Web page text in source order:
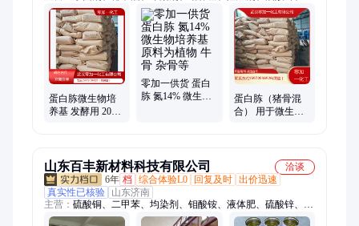
湿剂、硫酸铯、催化剂、粘合剂、乳化剂、草酸锰、硫酸锂、石
英砂、绝缘油、茶皂素、防腐剂、醋酸镁、锂电池、碘化锂、蒸
馏水、硬脂酸、塑化剂、草酸钾、磷酸铁
蛋白胨微生物培
养基 发酵用 20公
零加一供货 蛋白
胨 氮14% 微生物
蛋白胨（猪骨混
合） 用于微生物
山东百丰新材料科技有限公司
洽谈
6年 档 综合体验L0 回复及时 出价迅速
真实性已核验
山东济南
主营： 硫酸铜、二甲苯、均染剂、钼酸铵、液体肥、硫酸锌、乳
化剂、锡酸钠、发黑液、叶面肥、混合菌、高碳醇、硫酸钴、络